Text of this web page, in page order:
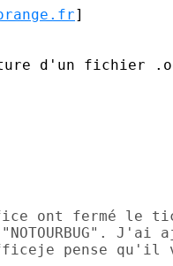
]
d'un fichier
ont fermé le
J'ai
pense qu'il